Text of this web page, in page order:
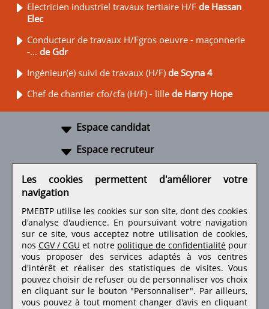
Electricien industriel travaux tertiaire H/F de Hassan
Elec
Conducteur de travaux H/Fgros oeuvre - maçonnerie
-... de Gdr
Ingénieur(e) suivi de travaux (H/F) de Scyna 4
Chef de chantier cfo/cfa (H/F) - lille de Harry Hope
Espace candidat
Espace recruteur
Retrouvez-nous sur les réseaux sociaux
Les cookies permettent d'améliorer votre
navigation
PMEBTP utilise les cookies sur son site, dont des cookies
d'analyse d'audience. En poursuivant votre navigation
sur ce site, vous acceptez notre utilisation de cookies,
nos CGV / CGU et notre politique de confidentialité pour
vous proposer des services adaptés à vos centres
d'intérêt et réaliser des statistiques de visites.Vous
pouvez choisir de refuser ou de personnaliser vos choix
en cliquant sur le bouton "Personnaliser". Par ailleurs,
vous pouvez à tout moment changer d'avis en cliquant